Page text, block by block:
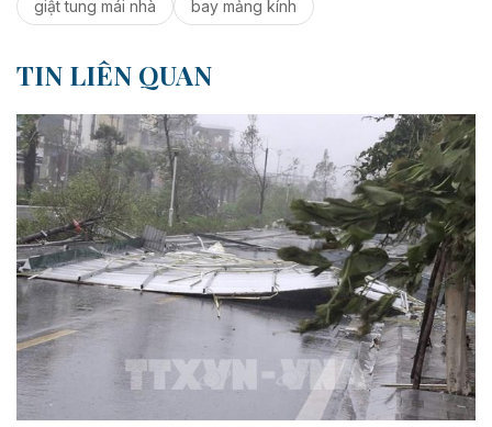
giật tung mái nhà
bay mảng kính
TIN LIÊN QUAN